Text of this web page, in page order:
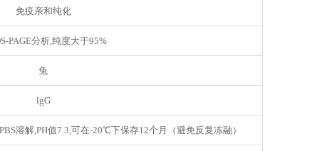
免疫亲和纯化
PAGE分析,纯度大于95%
兔
lgG
溶解,PH值7.3,可在-20℃下保存12个月（避免反复冻融）